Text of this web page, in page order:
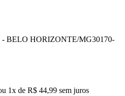
- BELO HORIZONTE/MG30170-
1x de R$ 44,99 sem juros